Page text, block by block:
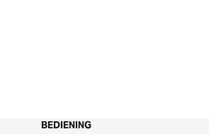
BEDIENING